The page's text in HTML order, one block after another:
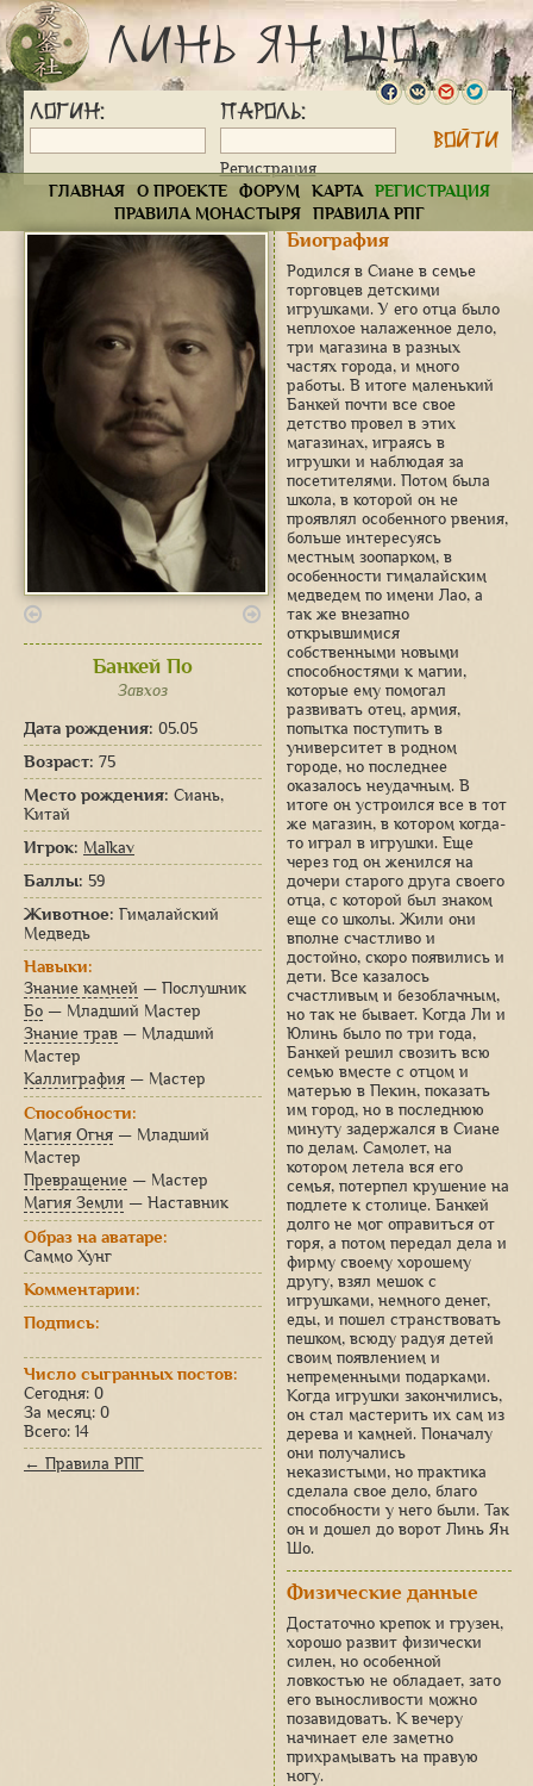
Линь Ян Шо
Логин: Пароль:
Регистрация
ГЛАВНАЯ
О ПРОЕКТЕ ФОРУМ КАРТА
РЕГИСТРАЦИЯ
ПРАВИЛА МОНАСТЫРЯ
ПРАВИЛА РПГ
Банкей По
Завхоз
Дата рождения: 05.05
Возраст: 75
Место рождения: Сиань,
Китай
Игрок: Malkav
Баллы: 59
Животное: Гималайский
Медведь
Навыки:
Знание камней — Послушник
Бо — Младший Мастер
Знание трав — Младший
Мастер
Каллиграфия — Мастер
Способности:
Магия Огня — Младший
Мастер
Превращение — Мастер
Магия Земли — Наставник
Образ на аватаре:
Саммо Хунг
Комментарии:
Подпись:
Число сыгранных постов:
Сегодня: 0
За месяц: 0
Всего: 14
← Правила РПГ
Биография
Родился в Сиане в семье
торговцев детскими
игрушками. У его отца было
неплохое налаженное дело,
три магазина в разных
частях города, и много
работы. В итоге маленький
Банкей почти все свое
детство провел в этих
магазинах, играясь в
игрушки и наблюдая за
посетителями. Потом была
школа, в которой он не
проявлял особенного рвения,
больше интересуясь
местным зоопарком, в
особенности гималайским
медведем по имени Лао, а
так же внезапно
открывшимися
собственными новыми
способностями к магии,
которые ему помогал
развивать отец, армия,
попытка поступить в
университет в родном
городе, но последнее
оказалось неудачным. В
итоге он устроился все в тот
же магазин, в котором когда-
то играл в игрушки. Еще
через год он женился на
дочери старого друга своего
отца, с которой был знаком
еще со школы. Жили они
вполне счастливо и
достойно, скоро появились и
дети. Все казалось
счастливым и безоблачным,
но так не бывает. Когда Ли и
Юлинь было по три года,
Банкей решил свозить всю
семью вместе с отцом и
матерью в Пекин, показать
им город, но в последнюю
минуту задержался в Сиане
по делам. Самолет, на
котором летела вся его
семья, потерпел крушение на
подлете к столице. Банкей
долго не мог оправиться от
горя, а потом передал дела и
фирму своему хорошему
другу, взял мешок с
игрушками, немного денег,
еды, и пошел странствовать
пешком, всюду радуя детей
своим появлением и
непременными подарками.
Когда игрушки закончились,
он стал мастерить их сам из
дерева и камней. Поначалу
они получались
неказистыми, но практика
сделала свое дело, благо
способности у него были. Так
он и дошел до ворот Линь Ян
Шо.
Физические данные
Достаточно крепок и грузен,
хорошо развит физически
силен, но особенной
ловкостью не обладает, зато
его выносливости можно
позавидовать. К вечеру
начинает еле заметно
прихрамывать на правую
ногу.